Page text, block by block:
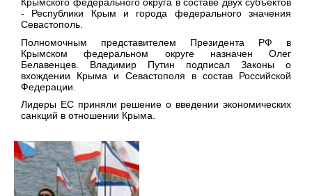
Крымского федерального округа в составе двух субъектов
- Республики Крым и города федерального значения
Севастополь.
Полномочным представителем Президента РФ в
Крымском федеральном округе назначен Олег
Белавенцев. Владимир Путин подписал Законы о
вхождении Крыма и Севастополя в состав Российской
Федерации.
Лидеры ЕС приняли решение о введении экономических
санкций в отношении Крыма.